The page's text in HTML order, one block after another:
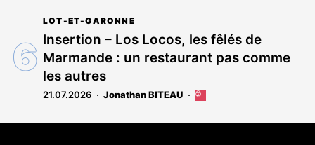
LOT-ET-GARONNE
Insertion – Los Locos, les fêlés de
Marmande : un restaurant pas comme
les autres
21.07.2026 Jonathan BITEAU
Cet
est